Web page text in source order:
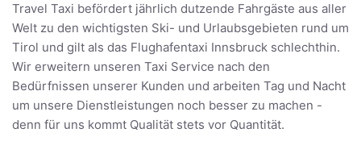
Travel Taxi befördert jährlich dutzende Fahrgäste aus aller
Welt zu den wichtigsten Ski- und Urlaubsgebieten rund um
Tirol und gilt als das Flughafentaxi Innsbruck schlechthin.
Wir erweitern unseren Taxi Service nach den
Bedürfnissen unserer Kunden und arbeiten Tag und Nacht
um unsere Dienstleistungen noch besser zu machen -
denn für uns kommt Qualität stets vor Quantität.